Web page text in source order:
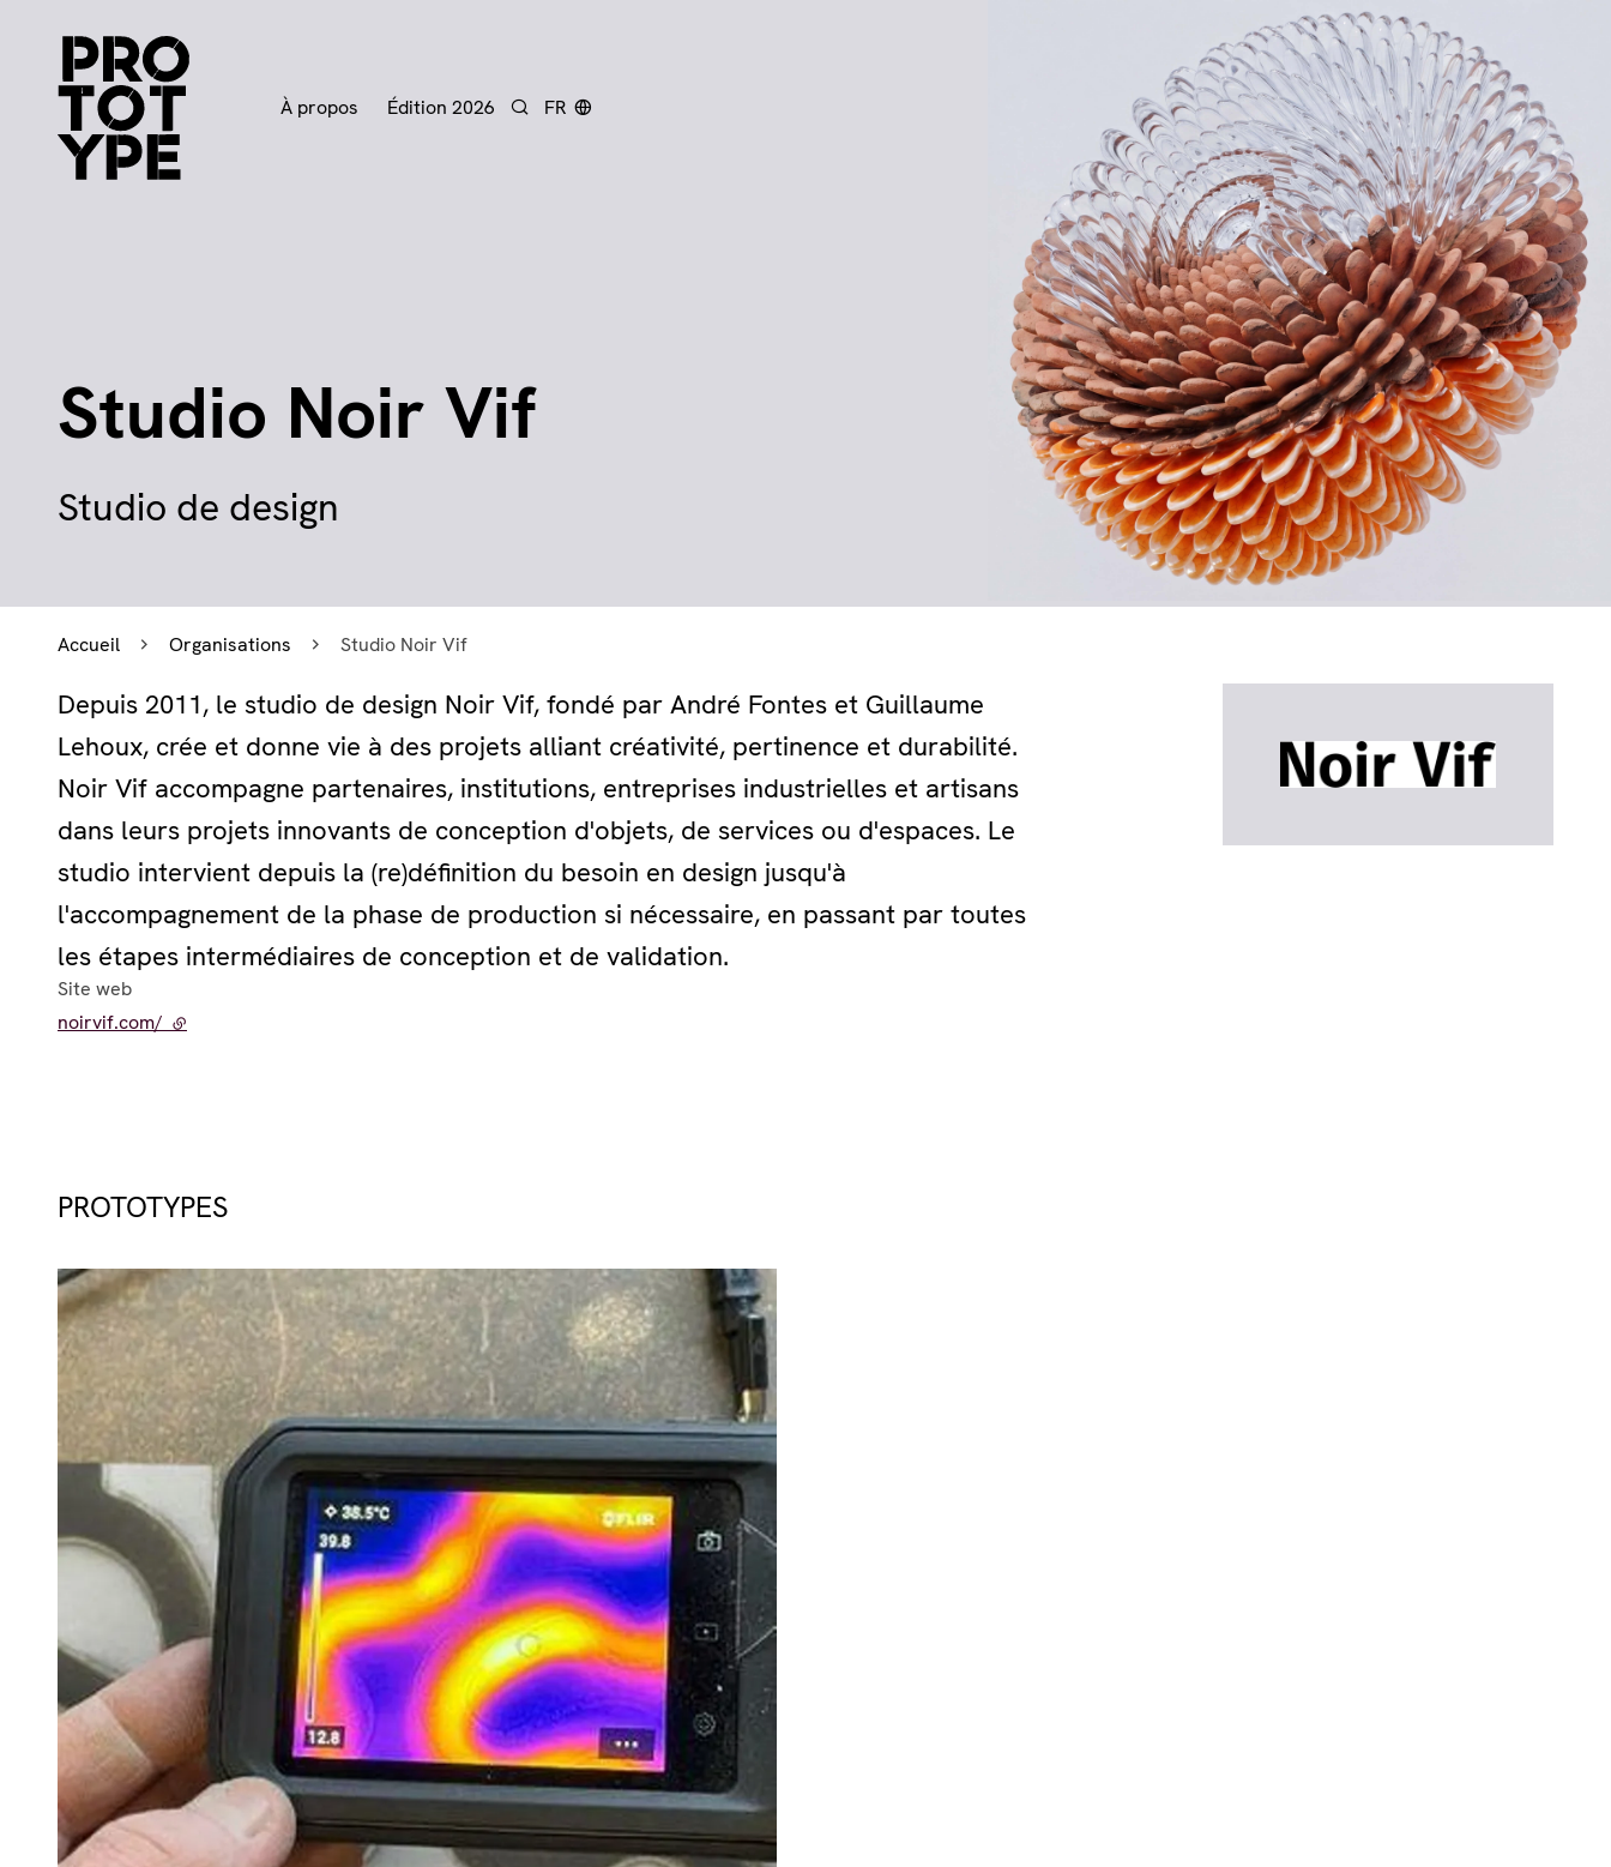
À propos Édition 2026 Rechercher
FR
Studio Noir Vif
Studio de design
Accueil Organisations Studio Noir Vif
Depuis 2011, le studio de design Noir Vif, fondé par André Fontes et Guillaume
Lehoux, crée et donne vie à des projets alliant créativité, pertinence et durabilité.
Noir Vif accompagne partenaires, institutions, entreprises industrielles et artisans
dans leurs projets innovants de conception d'objets, de services ou d'espaces. Le
studio intervient depuis la (re)définition du besoin en design jusqu'à
l'accompagnement de la phase de production si nécessaire, en passant par toutes
les étapes intermédiaires de conception et de validation.
Site web
noirvif.com/ - lien externe
PROTOTYPES